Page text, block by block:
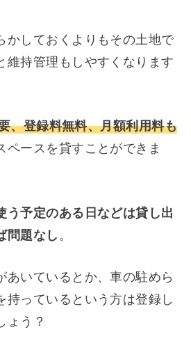
かしておくよりもその土地で
維持管理もしやすくなります
、登録料無料、月額利用料も
ペースを貸すことができま
う予定のある日などは貸し出
問題なし 。
あいているとか、車の駐めら
持っているという方は登録し
ょう？